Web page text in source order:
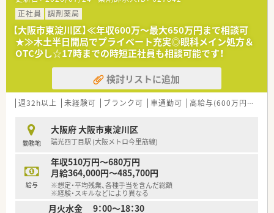
制を強化するため、新しい仲間を急募しております。
■在宅訪問業務において車の運転が必須となるため、普通自動車
免許をお持ちで運転ができる方を歓迎いたします。
※お車の運転が苦手な方は一度ご相談ください！
■若手層が中心となって活躍している職場であり、周囲と円滑に
連携が取れる明るいお人柄の方を求めています。
【法人特徴について】
■大阪府を中心に10店舗以上の調剤薬局を展開しており、現在
■共存共栄を経営理念に掲げ、患者様やご家族だけでなく、働く
従業員の幸せも大切にする姿勢を徹底しています。
■薬局運営の他に介護職の紹介事業やクリニック開設のコンサ
ルタント事業など、多角的なビジネスを展開しています。
正社員
調剤薬局
【大阪市東淀川区】≪年収600万～最大650万円まで相談可
★≫木土半日開局でプライベート充実◎眼科メイン処方＆
OTC少し☆17時までの時短正社員も相談可能です！
検討リストに追加
週32h以上 未経験可 ブランク可 車通勤可 高給与(600万円以上)
勤務地
大阪府 大阪市東淀川区
瑞光四丁目駅 (大阪メトロ今里筋線)
給与
年収510万円～680万円
月給364,000円～485,700円
※想定・平均残業、各種手当を含んだ総額
※経験・スキルなどにより異なる
月火水金 9：00～18：30